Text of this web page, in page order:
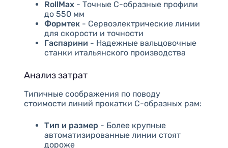
RollMax- Точные C-образные профили
до 550 мм
Формтек- Сервоэлектрические линии
для скорости и точности
Гаспарини - Надежные вальцовочные
станки итальянского производства
Анализ затрат
Типичные соображения по поводу
стоимости линий прокатки С-образных рам:
Тип и размер - Более крупные
автоматизированные линии стоят
дороже